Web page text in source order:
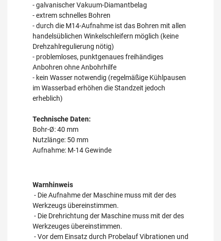
- galvanischer Vakuum-Diamantbelag
- extrem schnelles Bohren
- durch die M14-Aufnahme ist das Bohren mit allen
handelsüblichen Winkelschleifern möglich (keine
Drehzahlregulierung nötig)
- problemloses, punktgenaues freihändiges
Anbohren ohne Anbohrhilfe
- kein Wasser notwendig (regelmäßige Kühlpausen
im Wasserbad erhöhen die Standzeit jedoch
erheblich)
Technische Daten:
Bohr-Ø: 40 mm
Nutzlänge: 50 mm
Aufnahme: M-14 Gewinde
Warnhinweis
- Die Aufnahme der Maschine muss mit der des
Werkzeugs übereinstimmen.
- Die Drehrichtung der Maschine muss mit der des
Werkzeuges übereinstimmen.
- Vor dem Einsatz durch Probelauf Vibrationen und